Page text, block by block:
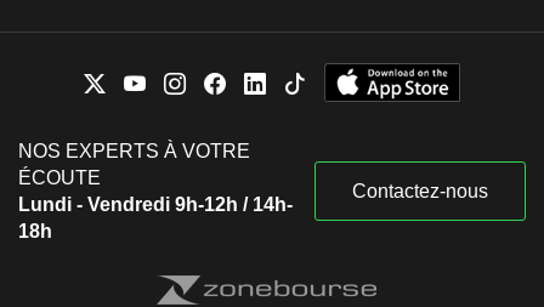
NOS EXPERTS À VOTRE
ÉCOUTE
Lundi - Vendredi 9h-12h / 14h-
18h
Contactez-nous